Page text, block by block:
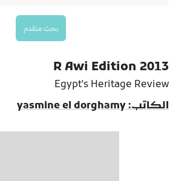
بحث متقدم
R Awi Edition 2013
Egypt's Heritage Review
الكاتب: yasmine el dorghamy